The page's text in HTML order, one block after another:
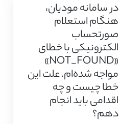
در سامانه مودیان،
هنگام استعلام
صورتحساب
الکترونیکی با خطای
«NOT_FOUND»
مواجه شده‌ام. علت این
خطا چیست و چه
اقدامی باید انجام
دهم؟